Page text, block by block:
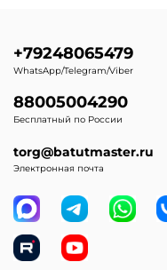
+79248065479
WhatsApp/Telegram/Viber
88005004290
Бесплатный по России
torg@batutmaster.ru
Электронная почта